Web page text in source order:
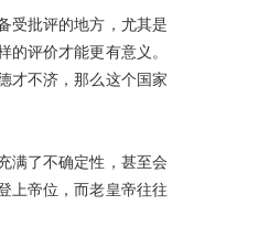
受批评的地方，尤其是
评价才能更有意义。
才不济，那么这个国家
满了不确定性，甚至会
上帝位，而老皇帝往往